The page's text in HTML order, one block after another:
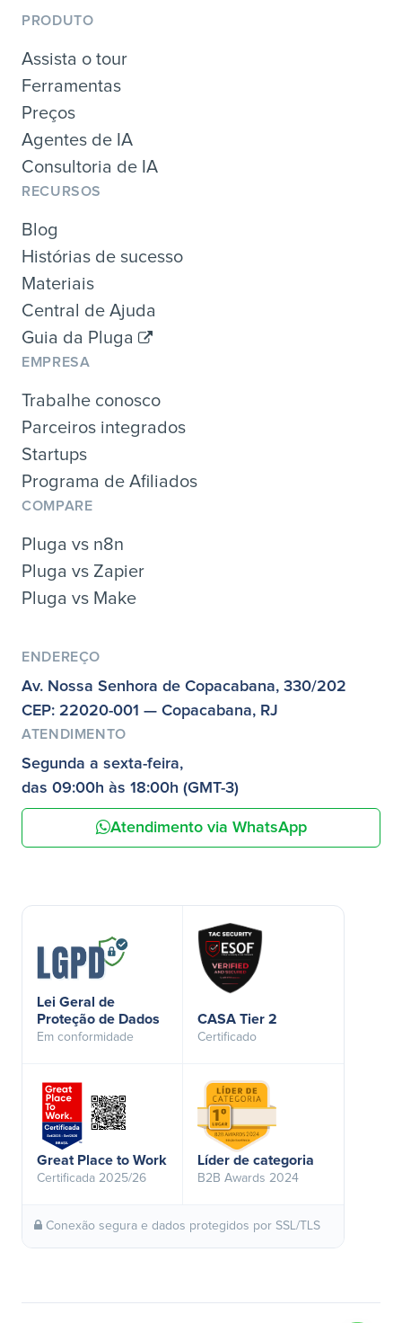
PRODUTO
Assista o tour
Ferramentas
Preços
Agentes de IA
Consultoria de IA
RECURSOS
Blog
Histórias de sucesso
Materiais
Central de Ajuda
Guia da Pluga
EMPRESA
Trabalhe conosco
Parceiros integrados
Startups
Programa de Afiliados
COMPARE
Pluga vs n8n
Pluga vs Zapier
Pluga vs Make
ENDEREÇO
Av. Nossa Senhora de Copacabana, 330/202
CEP: 22020-001 — Copacabana, RJ
ATENDIMENTO
Segunda a sexta-feira,
das 09:00h às 18:00h (GMT-3)
Atendimento via WhatsApp
Lei Geral de
Proteção de Dados
Em conformidade
CASA Tier 2
Certificado
Great Place to Work
Certificada 2025/26
Líder de categoria
B2B Awards 2024
Conexão segura e dados protegidos por SSL/TLS